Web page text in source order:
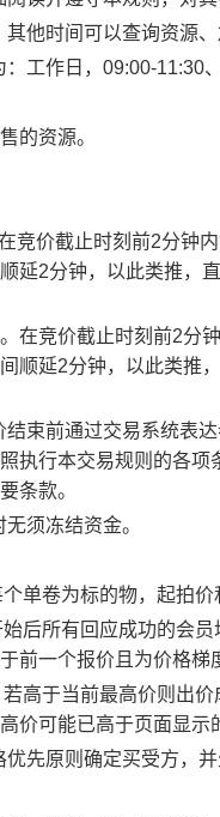
他时间可以查询资源
工作日，09:00-11:30
的资源。
竞价截止时刻前2分钟
延2分钟，以此类推，
在竞价截止时刻前2分
顺延2分钟，以此类推
束前通过交易系统表
执行本交易规则的各
条款。
须冻结资金。
单卷为标的物，起拍
后所有回应成功的会
前一个报价且为价格
高于当前最高价则出
价可能已高于页面显示
先原则确定买受方，